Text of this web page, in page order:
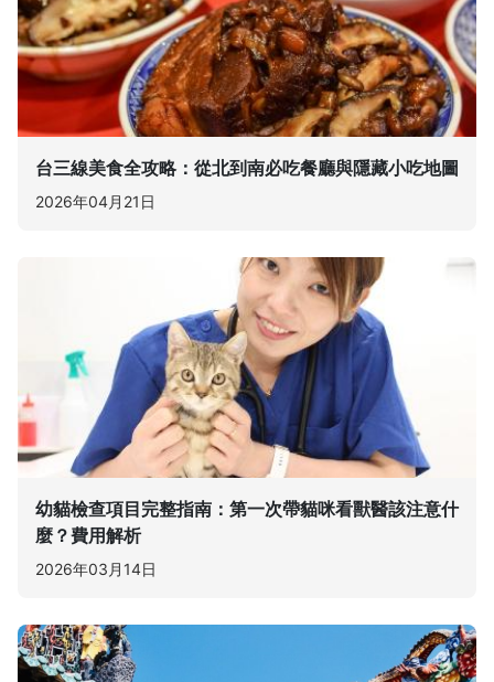
台三線美食全攻略：從北到南必吃餐廳與隱藏小吃地圖
2026年04月21日
幼貓檢查項目完整指南：第一次帶貓咪看獸醫該注意什
麼？費用解析
2026年03月14日